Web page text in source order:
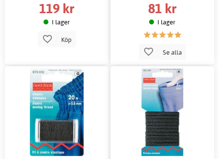
119 kr
I lager
Köp
81 kr
I lager
Se alla